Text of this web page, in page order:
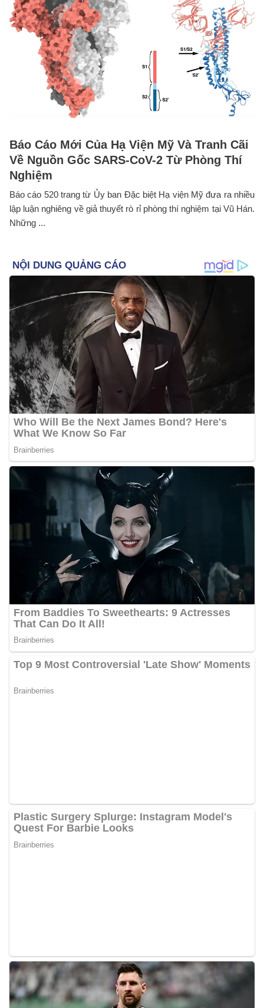
Báo Cáo Mới Của Hạ Viện Mỹ Và Tranh Cãi
Về Nguồn Gốc SARS-CoV-2 Từ Phòng Thí
Nghiệm
Báo cáo 520 trang từ Ủy ban Đặc biệt Hạ viện Mỹ đưa ra nhiều
lập luận nghiêng về giả thuyết rò rỉ phòng thí nghiệm tại Vũ Hán.
Những ...